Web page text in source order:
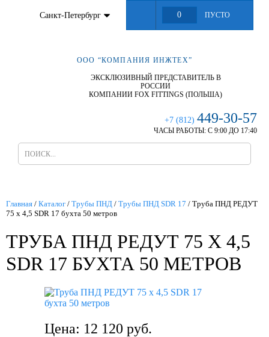
Санкт-Петербург 0 ПУСТО
ООО “КОМПАНИЯ ИНЖТЕХ”
ЭКСКЛЮЗИВНЫЙ ПРЕДСТАВИТЕЛЬ В
РОССИИ
КОМПАНИИ FOX FITTINGS (ПОЛЬША)
+7 (812) 449-30-57
ЧАСЫ РАБОТЫ: С 9:00 ДО 17:40
Главная / Каталог / Трубы ПНД / Трубы ПНД SDR 17 / Труба ПНД РЕДУТ
75 х 4,5 SDR 17 бухта 50 метров
ТРУБА ПНД РЕДУТ 75 Х 4,5
SDR 17 БУХТА 50 МЕТРОВ
Цена: 12 120 руб.